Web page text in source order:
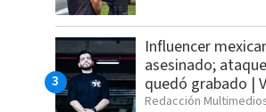
Influencer
asesinado;
quedó grabado |
Redacción